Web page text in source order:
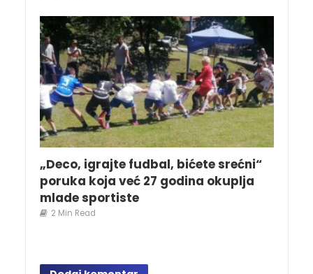
„Deco, igrajte fudbal, bićete srećni“
poruka koja već 27 godina okuplja
mlade sportiste
2 Min Read